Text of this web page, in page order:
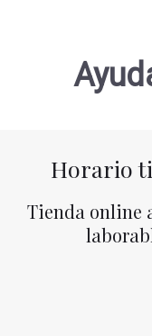
Horario
Tienda online